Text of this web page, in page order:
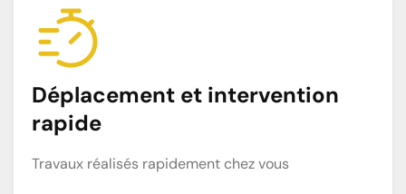
Déplacement et intervention
rapide
Travaux réalisés rapidement chez vous